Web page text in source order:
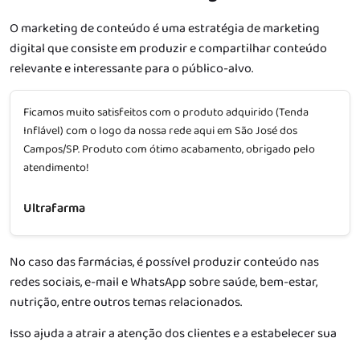
O marketing de conteúdo é uma estratégia de marketing
digital que consiste em produzir e compartilhar conteúdo
relevante e interessante para o público-alvo.
Ficamos muito satisfeitos com o produto adquirido (Tenda
Inflável) com o logo da nossa rede aqui em São José dos
Campos/SP. Produto com ótimo acabamento, obrigado pelo
atendimento!
Ultrafarma
No caso das farmácias, é possível produzir conteúdo nas
redes sociais, e-mail e WhatsApp sobre saúde, bem-estar,
nutrição, entre outros temas relacionados.
Isso ajuda a atrair a atenção dos clientes e a estabelecer sua